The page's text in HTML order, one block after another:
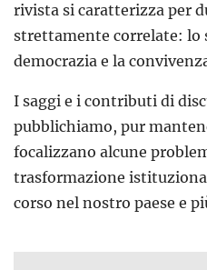
rivista si caratterizza per
strettamente correlate: lo
democrazia e la
I saggi e i contributi di
pubblichiamo, pur
focalizzano alcune
trasformazione
corso nel nostro paese e